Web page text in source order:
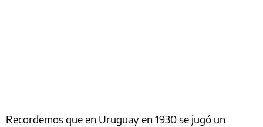
Recordemos que en Uruguay en 1930 se jugó un